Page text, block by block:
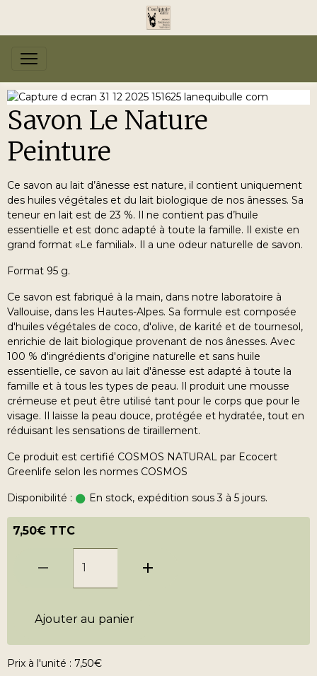
Savon Le Nature
Peinture
Ce savon au lait d’ânesse est nature, il contient uniquement
des huiles végétales et du lait biologique de nos ânesses. Sa
teneur en lait est de 23 %. Il ne contient pas d’huile
essentielle et est donc adapté à toute la famille. Il existe en
grand format «Le familial». Il a une odeur naturelle de savon.
Format 95 g.
Ce savon est fabriqué à la main, dans notre laboratoire à
Vallouise, dans les Hautes-Alpes. Sa formule est composée
d'huiles végétales de coco, d'olive, de karité et de tournesol,
enrichie de lait biologique provenant de nos ânesses. Avec
100 % d'ingrédients d'origine naturelle et sans huile
essentielle, ce savon au lait d'ânesse est adapté à toute la
famille et à tous les types de peau. Il produit une mousse
crémeuse et peut être utilisé tant pour le corps que pour le
visage. Il laisse la peau douce, protégée et hydratée, tout en
réduisant les sensations de tiraillement.
Ce produit est certifié COSMOS NATURAL par Ecocert
Greenlife selon les normes COSMOS
Disponibilité : En stock, expédition sous 3 à 5 jours.
7,50€ TTC
Ajouter au panier
Prix à l'unité : 7,50€